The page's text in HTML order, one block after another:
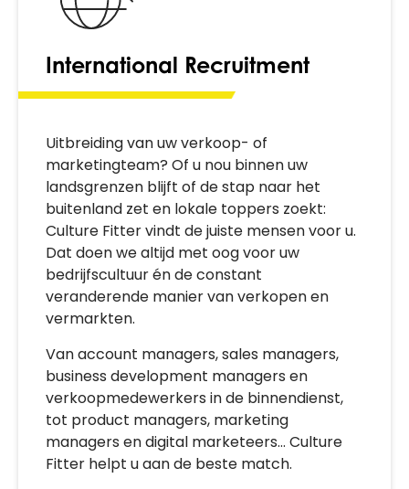
International Recruitment
Uitbreiding van uw verkoop- of
marketingteam? Of u nou binnen uw
landsgrenzen blijft of de stap naar het
buitenland zet en lokale toppers zoekt:
Culture Fitter vindt de juiste mensen voor u.
Dat doen we altijd met oog voor uw
bedrijfscultuur én de constant
veranderende manier van verkopen en
vermarkten.
Van account managers, sales managers,
business development managers en
verkoopmedewerkers in de binnendienst,
tot product managers, marketing
managers en digital marketeers… Culture
Fitter helpt u aan de beste match.